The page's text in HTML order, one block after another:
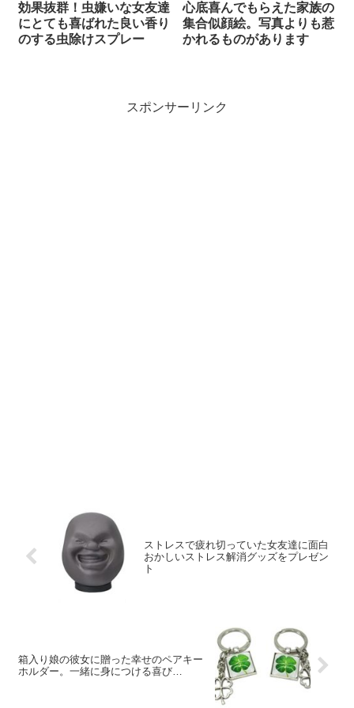
効果抜群！虫嫌いな女友達
にとても喜ばれた良い香り
のする虫除けスプレー
心底喜んでもらえた家族の
集合似顔絵。写真よりも惹
かれるものがあります
スポンサーリンク
ストレスで疲れ切っていた女友達に面白
おかしいストレス解消グッズをプレゼン
ト
箱入り娘の彼女に贈った幸せのペアキー
ホルダー。一緒に身につける喜び…